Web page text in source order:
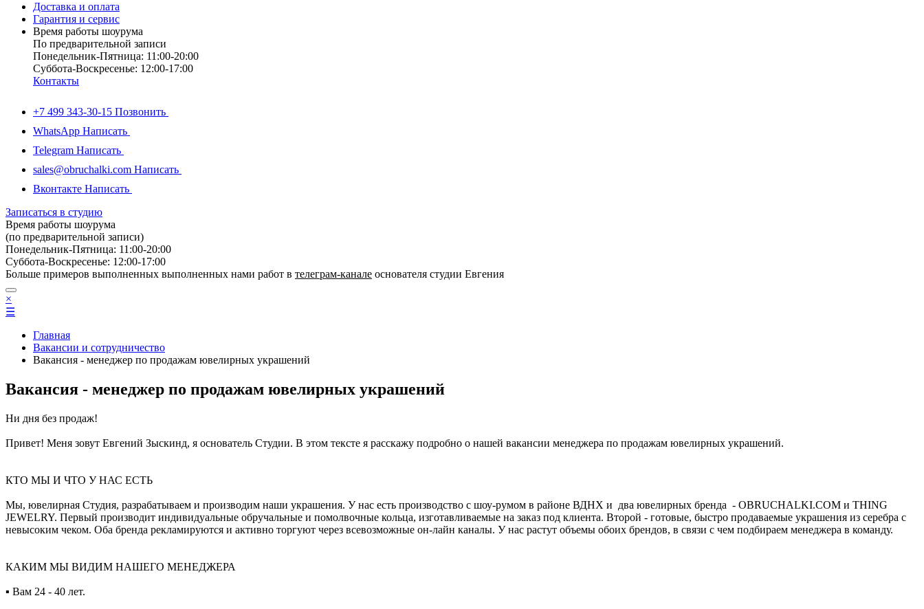
Доставка и оплата
Гарантия и сервис
Время работы шоурума
По предварительной записи
Понедельник-Пятница: 11:00-20:00
Суббота-Bоcкресенье: 12:00-17:00
Контакты
+7 499 343-30-15 Позвонить
WhatsApp Написать
Telegram Написать
sales@obruchalki.com Написать
Вконтакте Написать
Записаться в студию
Время работы шоурума
(по предварительной записи)
Понедельник-Пятница: 11:00-20:00
Суббота-Bоcкресенье: 12:00-17:00
Больше примеров выполненных выполненных нами работ в телеграм-канале основателя студии Евгения
×
☰
Главная
Вакансии и сотрудничество
Вакансия - менеджер по продажам ювелирных украшений
Вакансия - менеджер по продажам ювелирных украшений
Ни дня без продаж!
Привет! Меня зовут Евгений Зыскинд, я основатель Студии. В этом тексте я расскажу подробно о нашей вакансии менеджера по продажам ювелирных украшений.
КТО МЫ И ЧТО У НАС ЕСТЬ
Мы, ювелирная Студия, разрабатываем и производим наши украшения. У нас есть производство с шоу-румом в районе ВДНХ и два ювелирных бренда - OBRUCHALKI.COМ и ТНING
JEWELRY. Первый производит индивидуальные обручальные и помолвочные кольца, изготавливаемые на заказ под клиента. Второй - готовые, быстро продаваемые украшения из серебра с
невысоким чеком. Оба бренда рекламируются и активно торгуют через всевозможные он-лайн каналы. У нас растут объемы обоих брендов, в связи с чем подбираем менеджера в команду.
КАКИМ МЫ ВИДИМ НАШЕГО МЕНЕДЖЕРА
▪️ Вам 24 - 40 лет.